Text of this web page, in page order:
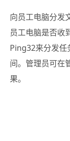
向员工电脑分发
员工电脑是否收
Ping32来分发任
间。管理员可在
果。